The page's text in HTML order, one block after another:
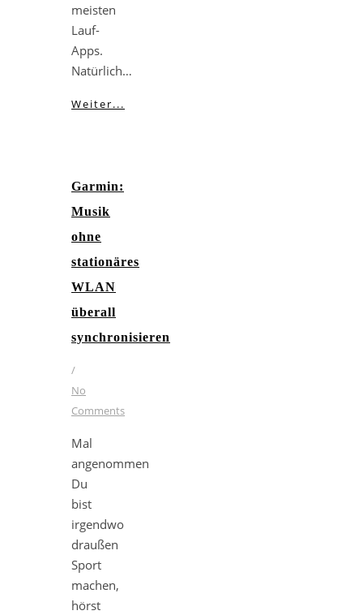
meisten
Lauf-
Apps.
Natürlich…
Weiter...
Garmin:
Musik
ohne
stationäres
WLAN
überall
synchronisieren
/
No
Comments
Mal
angenommen
Du
bist
irgendwo
draußen
Sport
machen,
hörst